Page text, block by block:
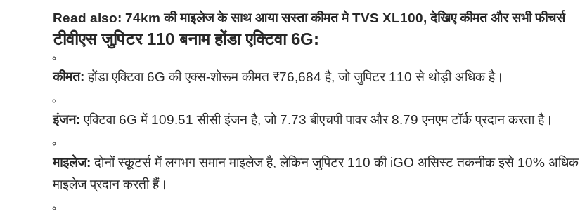
Read also:74km की माइलेज के साथ आया सस्ता कीमत मे TVS XL100, देखिए कीमत और सभी फीचर्स
टीवीएस जुपिटर 110 बनाम होंडा एक्टिवा 6G:
कीमत: होंडा एक्टिवा 6G की एक्स-शोरूम कीमत ₹76,684 है, जो जुपिटर 110 से थोड़ी अधिक है।
इंजन: एक्टिवा 6G में 109.51 सीसी इंजन है, जो 7.73 बीएचपी पावर और 8.79 एनएम टॉर्क प्रदान करता है।
माइलेज: दोनों स्कूटर्स में लगभग समान माइलेज है, लेकिन जुपिटर 110 की iGO असिस्ट तकनीक इसे 10% अधिक
माइलेज प्रदान करती हैं।